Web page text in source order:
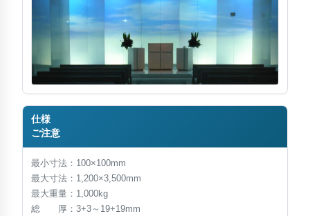
仕様
ご注意
最小寸法：100×100mm
最大寸法：1,200×3,500mm
最大重量：1,000kg
総 厚：3+3～19+19mm